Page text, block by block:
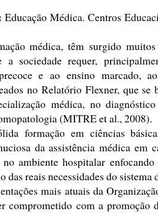
Educação Médica. Centros
médica, têm surgido
a sociedade requer,
e ao ensino marcado,
no Relatório Flexner, que
médica, no
(MITRE et al., 2008).
formação em ciências
da assistência médica em
no ambiente hospitalar
das reais necessidades do sistema
mais atuais da
comprometido com a promoção